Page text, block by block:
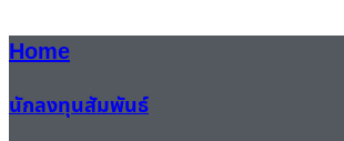
Home
นักลงทุนสัมพันธ์